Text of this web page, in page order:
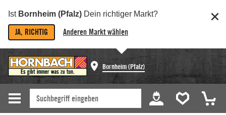
Ist Bornheim (Pfalz) Dein richtiger Markt?
JA, RICHTIG Anderen Markt wählen
Bornheim (Pfalz)